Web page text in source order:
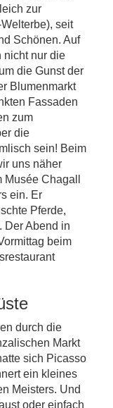
zur
seit
Schönen. Auf
nicht nur die
die Gunst der
Blumenmarkt
Fassaden
zum
die
sein! Beim
uns näher
Chagall
ein. Er
Pferde,
Der Abend in
beim
durch die
Markt
sich Picasso
ein kleines
Meisters. Und
oder einfach